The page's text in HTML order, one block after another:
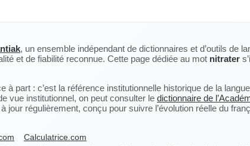
, un ensemble indépendant de dictionnaires et d’outils de
et de fiabilité reconnue. Cette page dédiée au mot nitrater
à part : c’est la référence institutionnelle historique de la
vue institutionnel, on peut consulter le dictionnaire de
régulièrement, conçu pour suivre l’évolution réelle du
Calculatrice.com